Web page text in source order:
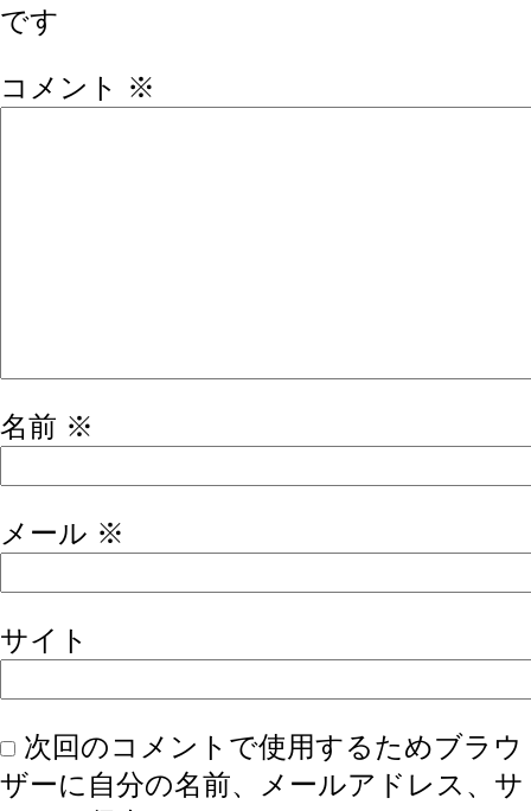
です
コメント ※
名前 ※
メール ※
サイト
次回のコメントで使用するためブラウ
ザーに自分の名前、メールアドレス、サ